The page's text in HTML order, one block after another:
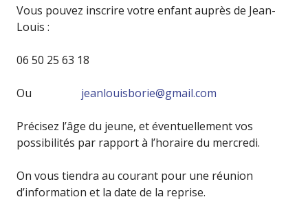
Vous pouvez inscrire votre enfant auprès de Jean-
Louis :
06 50 25 63 18
Ou jeanlouisborie@gmail.com
Précisez l’âge du jeune, et éventuellement vos
possibilités par rapport à l’horaire du mercredi.
On vous tiendra au courant pour une réunion
d’information et la date de la reprise.